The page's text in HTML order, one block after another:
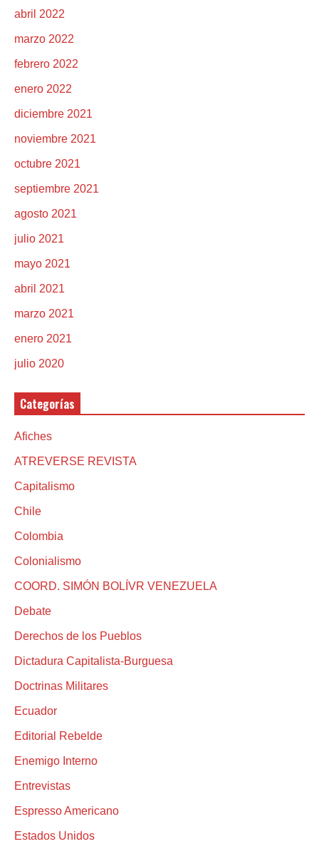
abril 2022
marzo 2022
febrero 2022
enero 2022
diciembre 2021
noviembre 2021
octubre 2021
septiembre 2021
agosto 2021
julio 2021
mayo 2021
abril 2021
marzo 2021
enero 2021
julio 2020
Categorías
Afiches
ATREVERSE REVISTA
Capitalismo
Chile
Colombia
Colonialismo
COORD. SIMÓN BOLÍVR VENEZUELA
Debate
Derechos de los Pueblos
Dictadura Capitalista-Burguesa
Doctrinas Militares
Ecuador
Editorial Rebelde
Enemigo Interno
Entrevistas
Espresso Americano
Estados Unidos